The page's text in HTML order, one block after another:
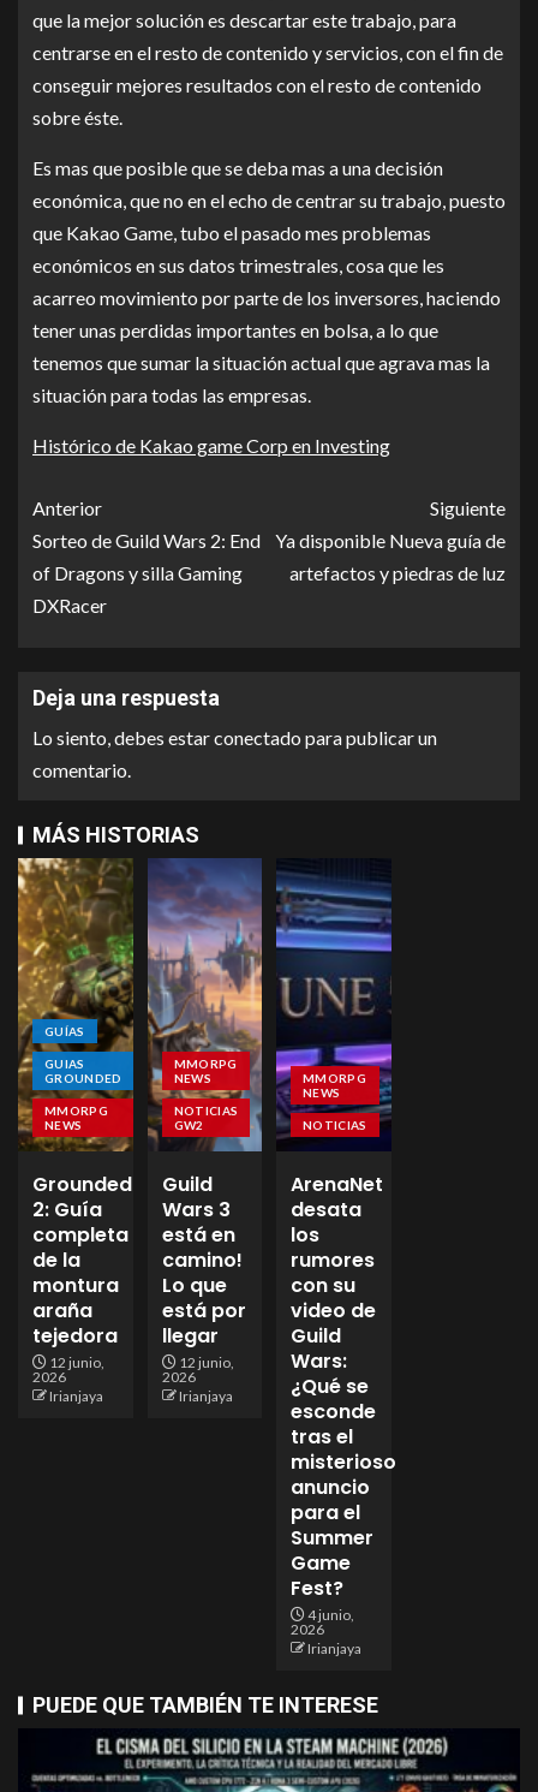
que la mejor solución es descartar este trabajo, para
centrarse en el resto de contenido y servicios, con el fin de
conseguir mejores resultados con el resto de contenido
sobre éste.
Es mas que posible que se deba mas a una decisión
económica, que no en el echo de centrar su trabajo, puesto
que Kakao Game, tubo el pasado mes problemas
económicos en sus datos trimestrales, cosa que les
acarreo movimiento por parte de los inversores, haciendo
tener unas perdidas importantes en bolsa, a lo que
tenemos que sumar la situación actual que agrava mas la
situación para todas las empresas.
Histórico de Kakao game Corp en Investing
Anterior
Sorteo de Guild Wars 2: End
of Dragons y silla Gaming
DXRacer
Siguiente
Ya disponible Nueva guía de
artefactos y piedras de luz
Deja una respuesta
Lo siento, debes estarconectado para publicar un
comentario.
MÁS HISTORIAS
GUÍAS
GUIAS
GROUNDED
MMORPG
NEWS
Grounded
2: Guía
completa
de la
montura
araña
tejedora
12 junio,
2026
Irianjaya
MMORPG
NEWS
NOTICIAS
GW2
Guild
Wars 3
está en
camino!
Lo que
está por
llegar
12 junio,
2026
Irianjaya
MMORPG
NEWS
NOTICIAS
ArenaNet
desata
los
rumores
con su
video de
Guild
Wars:
¿Qué se
esconde
tras el
misterioso
anuncio
para el
Summer
Game
Fest?
4 junio,
2026
Irianjaya
PUEDE QUE TAMBIÉN TE INTERESE